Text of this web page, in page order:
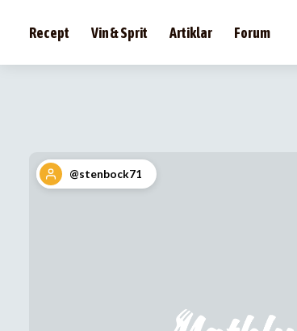
Recept Vin & Sprit Artiklar Forum
@stenbock71